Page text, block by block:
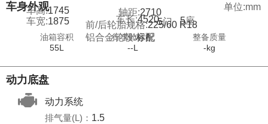
车身外观
单位:mm
车长:4520
车宽:1875 5座
5门
车高:1745 轴距:2710
前/后轮胎规格:225/60 R18
铝合金轮毂:标配
油箱容积
55L
行李舱容积
--L
整备质量
-kg
动力底盘
动力系统
排气量(L)： 1.5